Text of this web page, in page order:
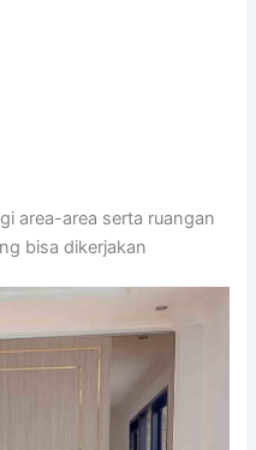
area-area serta ruangan
bisa dikerjakan